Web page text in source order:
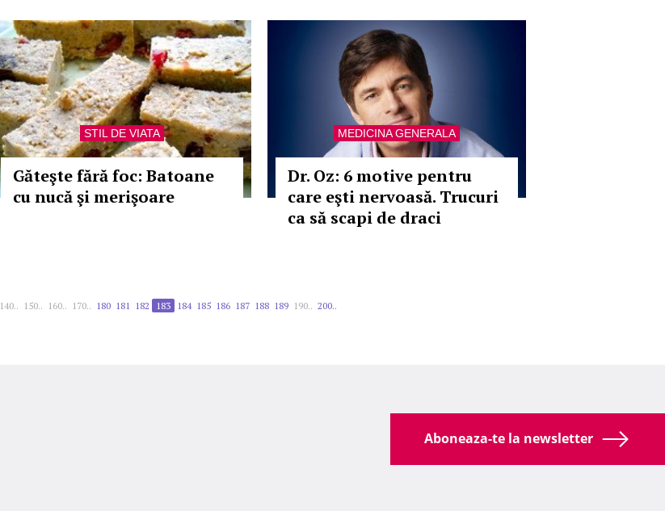
STIL DE VIATA
Găteşte fără foc: Batoane
cu nucă şi merişoare
MEDICINA GENERALA
Dr. Oz: 6 motive pentru
care eşti nervoasă. Trucuri
ca să scapi de draci
140.. 150.. 160.. 170.. 180 181 182 183 184 185 186 187 188 189 190.. 200..
Aboneaza-te la newsletter